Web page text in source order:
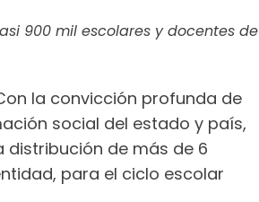
900 mil escolares y docentes de
la convicción profunda de
social del estado y país,
distribución de más de 6
para el ciclo escolar